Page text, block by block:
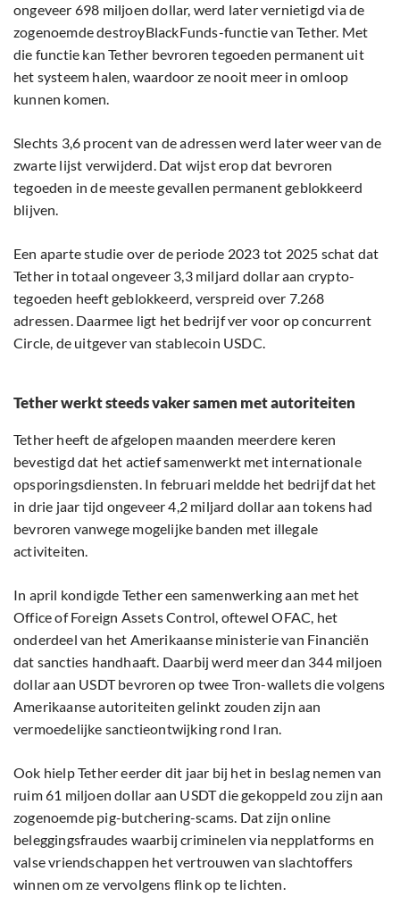
ongeveer 698 miljoen dollar, werd later vernietigd via de
zogenoemde destroyBlackFunds-functie van Tether. Met
die functie kan Tether bevroren tegoeden permanent uit
het systeem halen, waardoor ze nooit meer in omloop
kunnen komen.
Slechts 3,6 procent van de adressen werd later weer van de
zwarte lijst verwijderd. Dat wijst erop dat bevroren
tegoeden in de meeste gevallen permanent geblokkeerd
blijven.
Een aparte studie over de periode 2023 tot 2025 schat dat
Tether in totaal ongeveer 3,3 miljard dollar aan crypto-
tegoeden heeft geblokkeerd, verspreid over 7.268
adressen. Daarmee ligt het bedrijf ver voor op concurrent
Circle, de uitgever van stablecoin USDC.
Tether werkt steeds vaker samen met autoriteiten
Tether heeft de afgelopen maanden meerdere keren
bevestigd dat het actief samenwerkt met internationale
opsporingsdiensten. In februari meldde het bedrijf dat het
in drie jaar tijd ongeveer 4,2 miljard dollar aan tokens had
bevroren vanwege mogelijke banden met illegale
activiteiten.
In april kondigde Tether een samenwerking aan met het
Office of Foreign Assets Control, oftewel OFAC, het
onderdeel van het Amerikaanse ministerie van Financiën
dat sancties handhaaft. Daarbij werd meer dan 344 miljoen
dollar aan USDT bevroren op twee Tron-wallets die volgens
Amerikaanse autoriteiten gelinkt zouden zijn aan
vermoedelijke sanctieontwijking rond Iran.
Ook hielp Tether eerder dit jaar bij het in beslag nemen van
ruim 61 miljoen dollar aan USDT die gekoppeld zou zijn aan
zogenoemde pig-butchering-scams. Dat zijn online
beleggingsfraudes waarbij criminelen via nepplatforms en
valse vriendschappen het vertrouwen van slachtoffers
winnen om ze vervolgens flink op te lichten.